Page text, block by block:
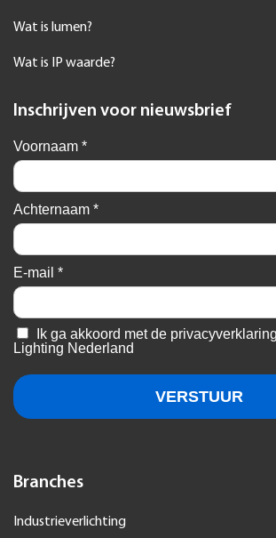
Wat is lumen?
Wat is IP waarde?
Inschrijven voor nieuwsbrief
Branches
Industrieverlichting